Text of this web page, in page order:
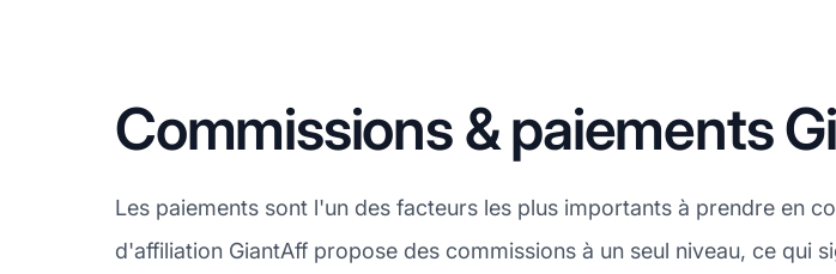
Commissions & paiements
Les paiements sont l'un des facteurs les plus importants à prendre en
d'affiliation GiantAff propose des commissions à un seul niveau, ce qui